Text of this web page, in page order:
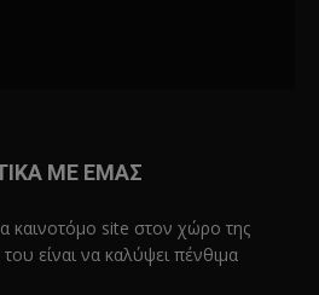
ΜΕ ΕΜΑΣ
καινοτόμο site στον χώρο της
είναι να καλύψει πένθιμα